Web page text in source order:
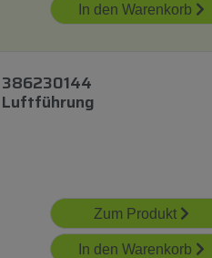
In den Warenkorb
386230144
Luftführung
Zum Produkt
In den Warenkorb